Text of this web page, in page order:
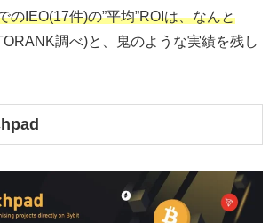
のIEO(17件)の”平均”ROIは、なんと
調べ)と、鬼のような実績を残し